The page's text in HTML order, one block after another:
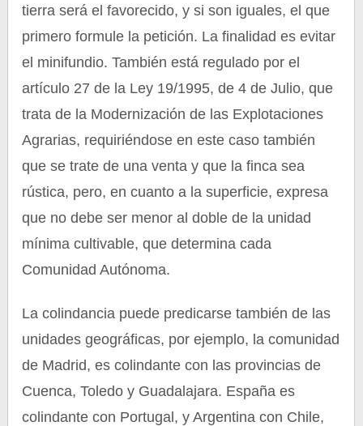
tierra será el favorecido, y si son iguales, el que
primero formule la petición. La finalidad es evitar
el minifundio. También está regulado por el
artículo 27 de la Ley 19/1995, de 4 de Julio, que
trata de la Modernización de las Explotaciones
Agrarias, requiriéndose en este caso también
que se trate de una venta y que la finca sea
rústica, pero, en cuanto a la superficie, expresa
que no debe ser menor al doble de la unidad
mínima cultivable, que determina cada
Comunidad Autónoma.
La colindancia puede predicarse también de las
unidades geográficas, por ejemplo, la comunidad
de Madrid, es colindante con las provincias de
Cuenca, Toledo y Guadalajara. España es
colindante con Portugal, y Argentina con Chile,